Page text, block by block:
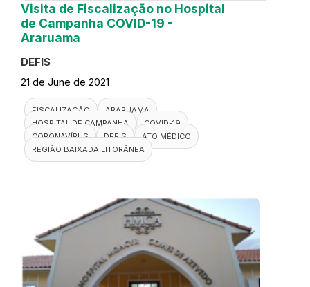
Visita de Fiscalização no Hospital
de Campanha COVID-19 -
Araruama
DEFIS
21 de June de 2021
FISCALIZAÇÃO
ARARUAMA
HOSPITAL DE CAMPANHA
COVID-19
CORONAVÍRUS
DEFIS
ATO MÉDICO
REGIÃO BAIXADA LITORÂNEA